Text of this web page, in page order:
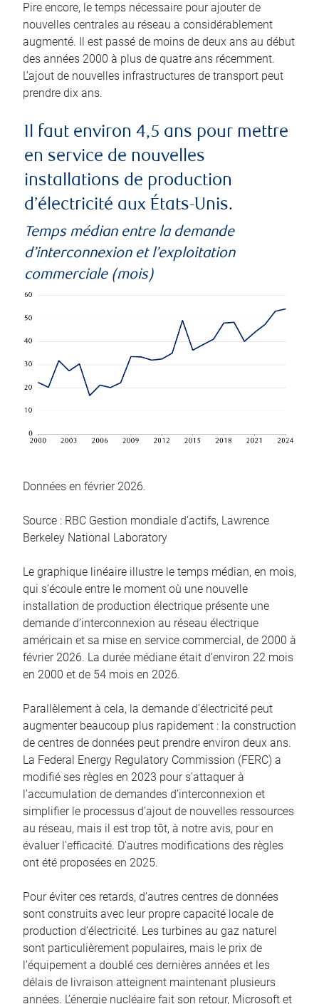
Pire encore, le temps nécessaire pour ajouter de
nouvelles centrales au réseau a considérablement
augmenté. Il est passé de moins de deux ans au début
des années 2000 à plus de quatre ans récemment.
L’ajout de nouvelles infrastructures de transport peut
prendre dix ans.
Il faut environ 4,5 ans pour mettre
en service de nouvelles
installations de production
d’électricité aux États-Unis.
Temps médian entre la demande
d’interconnexion et l’exploitation
commerciale (mois)
Données en février 2026.
Source : RBC Gestion mondiale d’actifs, Lawrence
Berkeley National Laboratory
Le graphique linéaire illustre le temps médian, en mois,
qui s’écoule entre le moment où une nouvelle
installation de production électrique présente une
demande d’interconnexion au réseau électrique
américain et sa mise en service commercial, de 2000 à
février 2026. La durée médiane était d’environ 22 mois
en 2000 et de 54 mois en 2026.
Parallèlement à cela, la demande d’électricité peut
augmenter beaucoup plus rapidement : la construction
de centres de données peut prendre environ deux ans.
La Federal Energy Regulatory Commission (FERC) a
modifié ses règles en 2023 pour s’attaquer à
l’accumulation de demandes d’interconnexion et
simplifier le processus d’ajout de nouvelles ressources
au réseau, mais il est trop tôt, à notre avis, pour en
évaluer l’efficacité. D’autres modifications des règles
ont été proposées en 2025.
Pour éviter ces retards, d’autres centres de données
sont construits avec leur propre capacité locale de
production d’électricité. Les turbines au gaz naturel
sont particulièrement populaires, mais le prix de
l’équipement a doublé ces dernières années et les
délais de livraison atteignent maintenant plusieurs
années. L’énergie nucléaire fait son retour, Microsoft et